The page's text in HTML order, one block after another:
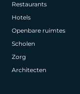
Restaurants
Hotels
Openbare ruimtes
Scholen
Zorg
Architecten